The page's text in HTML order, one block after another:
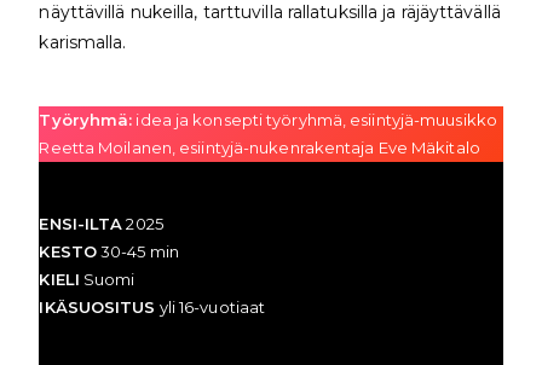
näyttävillä nukeilla, tarttuvilla rallatuksilla ja räjäyttävällä
karismalla.
Työryhmä: idea ja konsepti työryhmä, esiintyjä-muusikko
Reetta Moilanen, esiintyjä-nukenrakentaja Eve Mäkitalo
ENSI-ILTA2025
KESTO30-45 min
KIELI Suomi
IKÄSUOSITUS yli 16-vuotiaat